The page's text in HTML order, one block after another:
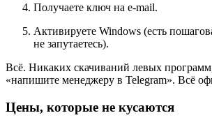
Получаете ключ на e-mail.
Активируете Windows (есть
не запутаетесь).
Всё. Никаких скачиваний левых
«напишите менеджеру в Telegram». Всё
Цены, которые не кусаются